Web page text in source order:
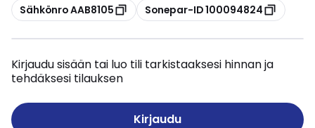
Kopioi
Sähkönro AAB8105 Kopioi
Sonepar-ID 100094824
Kirjaudu sisään tai luo tili tarkistaaksesi hinnan ja
tehdäksesi tilauksen
Kirjaudu